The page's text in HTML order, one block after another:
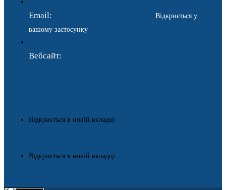
Email:
Відкриється у
вашому застосунку
Вебсайт:
Відкриється в новій вкладці
Відкриється в новій вкладці